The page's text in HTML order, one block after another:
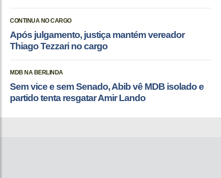
CONTINUA NO CARGO
Após julgamento, justiça mantém vereador
Thiago Tezzari no cargo
MDB NA BERLINDA
Sem vice e sem Senado, Abib vê MDB isolado e
partido tenta resgatar Amir Lando